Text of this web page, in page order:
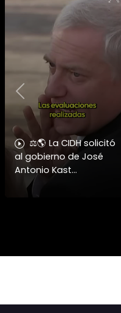
⚖️🌎 La CIDH solicitó
al gobierno de José
Antonio Kast
información detallada
sobre cambios
Previous